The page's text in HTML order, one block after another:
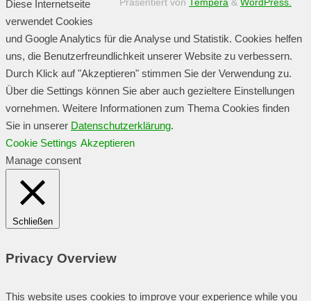
Präsentiert von Tempera & WordPress.
Diese Internetseite
verwendet Cookies
und Google Analytics für die Analyse und Statistik. Cookies helfen
uns, die Benutzerfreundlichkeit unserer Website zu verbessern.
Durch Klick auf "Akzeptieren" stimmen Sie der Verwendung zu.
Über die Settings können Sie aber auch gezieltere Einstellungen
vornehmen. Weitere Informationen zum Thema Cookies finden
Sie in unserer Datenschutzerklärung.
Cookie Settings Akzeptieren
Manage consent
Schließen
Privacy Overview
This website uses cookies to improve your experience while you